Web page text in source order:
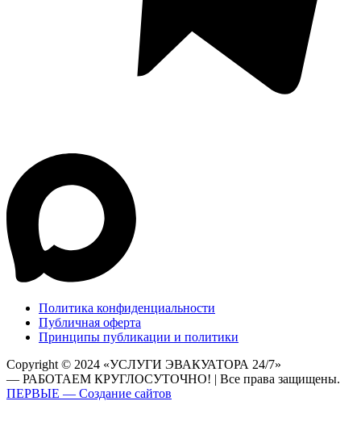
Политика конфиденциальности
Публичная оферта
Принципы публикации и политики
Copyright © 2024 «УСЛУГИ ЭВАКУАТОРА 24/7»
— РАБОТАЕМ КРУГЛОСУТОЧНО! | Все права защищены.
ПЕРВЫЕ — Создание сайтов